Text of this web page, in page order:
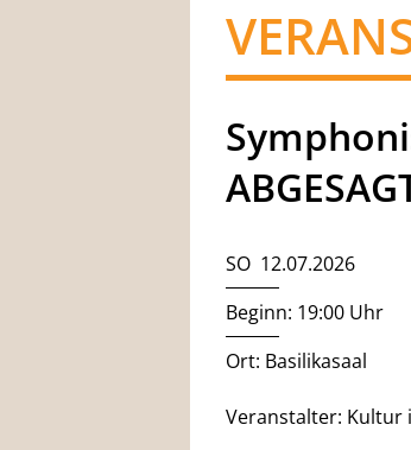
SO 12.07.2026
Beginn: 19:00 Uhr
Ort: Basilikasaal
Veranstalter: Kultur